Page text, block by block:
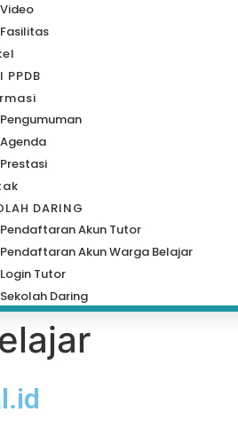
Video
Fasilitas
PPDB
Pengumuman
Agenda
Prestasi
DARING
Pendaftaran Akun Tutor
Pendaftaran Akun Warga Belajar
Login Tutor
Sekolah Daring